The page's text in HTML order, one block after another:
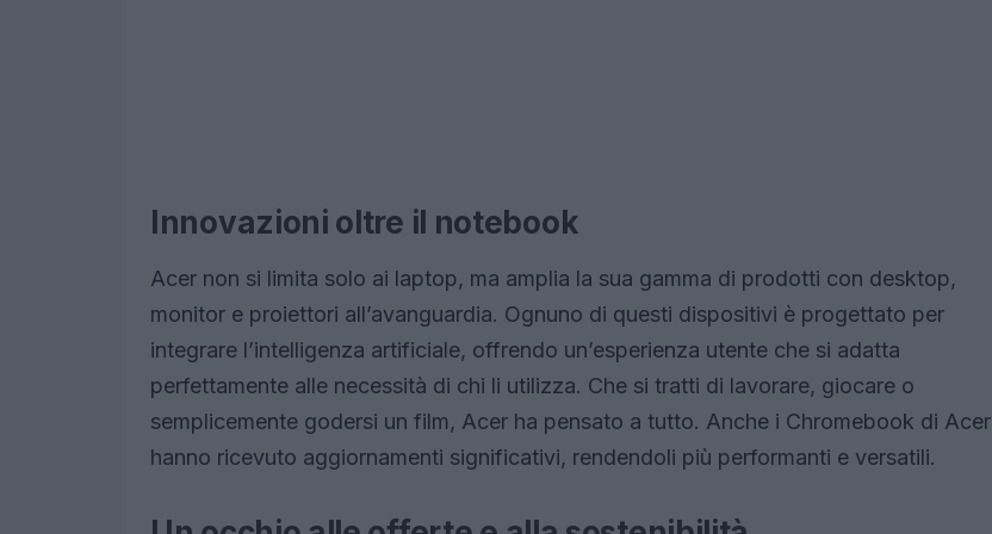
Innovazioni oltre il notebook
Acer non si limita solo ai laptop, ma amplia la sua gamma di prodotti con desktop,
monitor e proiettori all’avanguardia. Ognuno di questi dispositivi è progettato per
integrare l’intelligenza artificiale, offrendo un’esperienza utente che si adatta
perfettamente alle necessità di chi li utilizza. Che si tratti di lavorare, giocare o
semplicemente godersi un film, Acer ha pensato a tutto. Anche i Chromebook di Acer
hanno ricevuto aggiornamenti significativi, rendendoli più performanti e versatili.